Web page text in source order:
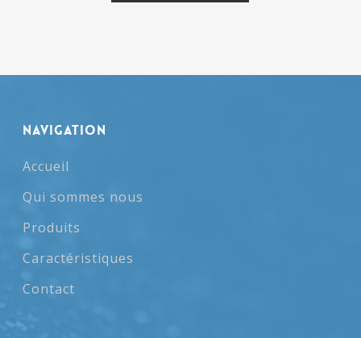
NAVIGATION
Accueil
Qui sommes nous
Produits
Caractéristiques
Contact